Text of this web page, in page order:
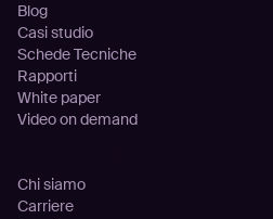
Blog
Casi studio
Schede Tecniche
Rapporti
White paper
Video on demand
Chi siamo
Carriere